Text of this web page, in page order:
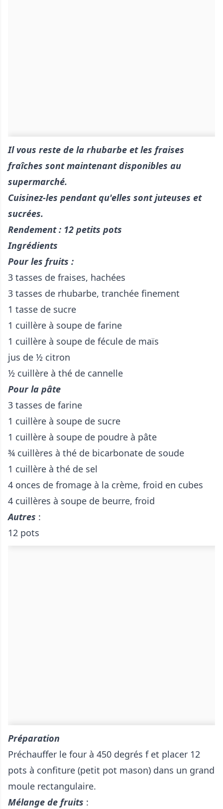
Il vous reste de la rhubarbe et les fraises
fraîches sont maintenant disponibles au
supermarché.
Cuisinez-les pendant qu'elles sont juteuses et
sucrées.
Rendement : 12 petits pots
Ingrédients
Pour les fruits :
3 tasses de fraises, hachées
3 tasses de rhubarbe, tranchée finement
1 tasse de sucre
1 cuillère à soupe de farine
1 cuillère à soupe de fécule de maïs
jus de ½ citron
½ cuillère à thé de cannelle
Pour la pâte
3 tasses de farine
1 cuillère à soupe de sucre
1 cuillère à soupe de poudre à pâte
¾ cuillères à thé de bicarbonate de soude
1 cuillère à thé de sel
4 onces de fromage à la crème, froid en cubes
4 cuillères à soupe de beurre, froid
Autres :
12 pots
Préparation
Préchauffer le four à 450 degrés f et placer 12
pots à confiture (petit pot mason) dans un grand
moule rectangulaire.
Mélange de fruits :